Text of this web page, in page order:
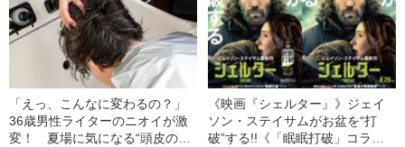
「えっ、こんなに変わるの？」
36歳男性ライターのニオイが激
変！ 夏場に気になる“頭皮のニ
《映画『シェルター』》ジェイ
ソン・ステイサムがお盆を“打
破”する!!《「眠眠打破」コラ